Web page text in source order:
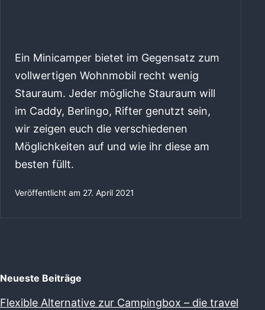
Ein Minicamper bietet im Gegensatz zum
vollwertigen Wohnmobil recht wenig
Stauraum. Jeder mögliche Stauraum will
im Caddy, Berlingo, Rifter genutzt sein,
wir zeigen euch die verschiedenen
Möglichkeiten auf und wie ihr diese am
besten füllt.
Veröffentlicht am 27. April 2021
Neueste Beiträge
Flexible Alternative zur Campingbox – die travel